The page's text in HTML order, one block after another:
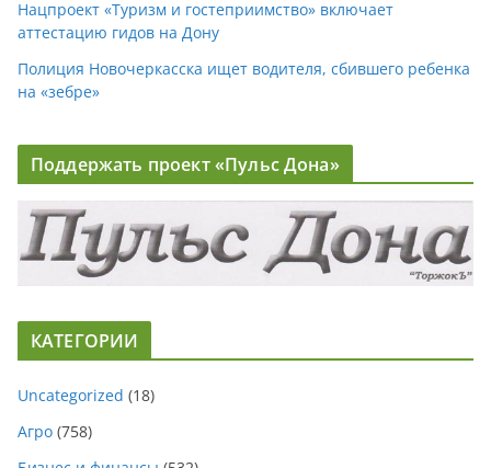
Нацпроект «Туризм и гостеприимство» включает
аттестацию гидов на Дону
Полиция Новочеркасска ищет водителя, сбившего ребенка
на «зебре»
Поддержать проект «Пульс Дона»
КАТЕГОРИИ
Uncategorized (18)
Агро (758)